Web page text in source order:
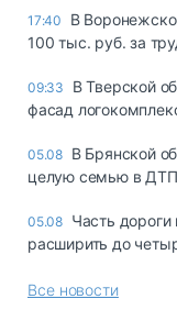
17:40
В
100 тыс. руб. за
09:33
В Тверской
фасад
05.08 В Брянской
целую семью в ДТП
05.08 Часть
расширить до
Все новости